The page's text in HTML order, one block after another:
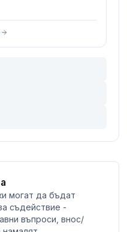
могат да бъдат
съдействие -
въпроси, внос/